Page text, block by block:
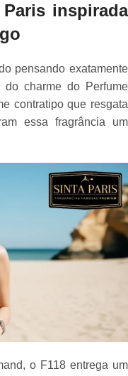
inspirada
pensando exatamente
do charme do Perfume
contratipo que resgata
essa fragrância um
o F118 entrega um